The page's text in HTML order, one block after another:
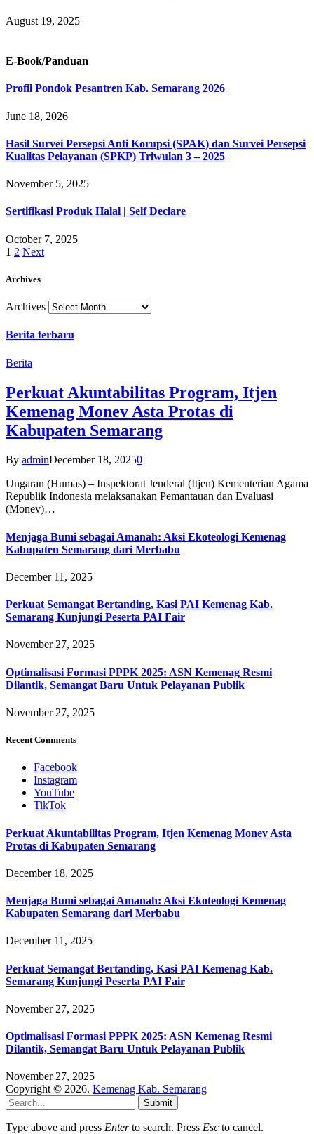
August 19, 2025
E-Book/Panduan
Profil Pondok Pesantren Kab. Semarang 2026
June 18, 2026
Hasil Survei Persepsi Anti Korupsi (SPAK) dan Survei Persepsi
Kualitas Pelayanan (SPKP) Triwulan 3 – 2025
November 5, 2025
Sertifikasi Produk Halal | Self Declare
October 7, 2025
1 2 Next
Archives
Archives
Berita terbaru
Berita
Perkuat Akuntabilitas Program, Itjen
Kemenag Monev Asta Protas di
Kabupaten Semarang
By adminDecember 18, 20250
Ungaran (Humas) – Inspektorat Jenderal (Itjen) Kementerian Agama
Republik Indonesia melaksanakan Pemantauan dan Evaluasi
(Monev)…
Menjaga Bumi sebagai Amanah: Aksi Ekoteologi Kemenag
Kabupaten Semarang dari Merbabu
December 11, 2025
Perkuat Semangat Bertanding, Kasi PAI Kemenag Kab.
Semarang Kunjungi Peserta PAI Fair
November 27, 2025
Optimalisasi Formasi PPPK 2025: ASN Kemenag Resmi
Dilantik, Semangat Baru Untuk Pelayanan Publik
November 27, 2025
Recent Comments
Facebook
Instagram
YouTube
TikTok
Perkuat Akuntabilitas Program, Itjen Kemenag Monev Asta
Protas di Kabupaten Semarang
December 18, 2025
Menjaga Bumi sebagai Amanah: Aksi Ekoteologi Kemenag
Kabupaten Semarang dari Merbabu
December 11, 2025
Perkuat Semangat Bertanding, Kasi PAI Kemenag Kab.
Semarang Kunjungi Peserta PAI Fair
November 27, 2025
Optimalisasi Formasi PPPK 2025: ASN Kemenag Resmi
Dilantik, Semangat Baru Untuk Pelayanan Publik
November 27, 2025
Copyright © 2026. Kemenag Kab. Semarang
Submit
Type above and press Enterto search. Press Esc to cancel.